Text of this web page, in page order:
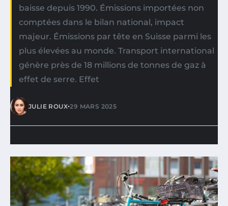
baisse depuis 1990. Émissions importées non
comptées dans le bilan national, impact
majeur. Émissions par tête en Suisse parmi les
plus élevées au monde. Transport international
génère près de 18 millions de tonnes de gaz à
effet de serre. Effet
JULIE ROUX•29 MARS 2025